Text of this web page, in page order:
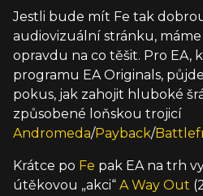
Jestli bude mít Fe tak
audiovizuální stránku,
opravdu na co těšit. Pro EA,
programu EA Originals,
pokus, jak zahojit hluboké
způsobené loňskou trojicí
Andromeda/Payback/
Krátce po Fe pak EA na trh
útěkovou „akci“ A Way Out